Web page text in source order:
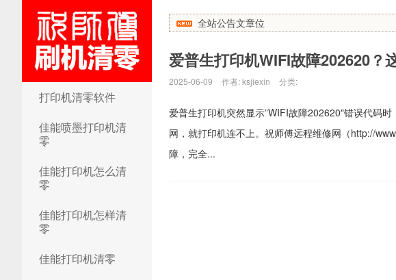
祝师傅清零网
打印机清零软件
佳能喷墨打印机清
零
佳能打印机怎么清
零
佳能打印机怎样清
零
佳能打印机清零
全站公告文章位
爱普生打印机WIFI故障202620？
2025-06-09 作者: ksjiexin 分类:
爱普生打印机突然显示”WIFI故障202620″错误代码
网，就打印机连不上。祝师傅远程维修网（http://
障，完全...